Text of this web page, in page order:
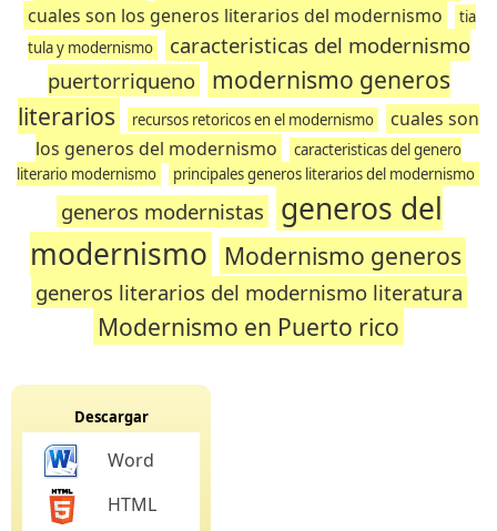
cuales son los generos literarios del modernismo
tia
tula y modernismo
caracteristicas del modernismo
puertorriqueno
modernismo generos
literarios
recursos retoricos en el modernismo
cuales son
los generos del modernismo
caracteristicas del genero
literario modernismo
principales generos literarios del modernismo
generos modernistas
generos del
modernismo
Modernismo generos
generos literarios del modernismo literatura
Modernismo en Puerto rico
Descargar
Word
HTML